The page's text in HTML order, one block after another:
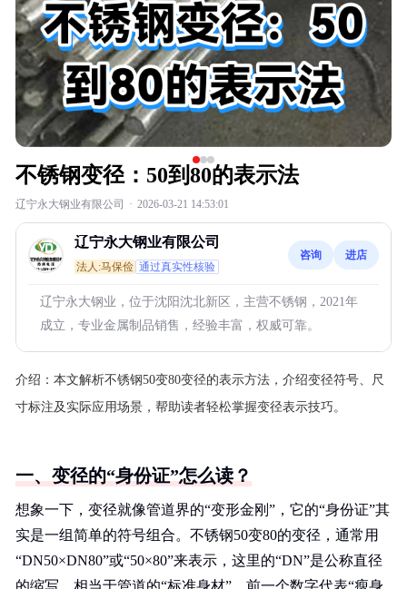
不锈钢变径：50到80的表示法
辽宁永大钢业有限公司 · 2026-03-21 14:53:01
辽宁永大钢业有限公司
法人:马保俭 通过真实性核验
咨询 进店
辽宁永大钢业，位于沈阳沈北新区，主营不锈钢，2021年
成立，专业金属制品销售，经验丰富，权威可靠。
介绍： 本文解析不锈钢50变80变径的表示方法，介绍变径符号、尺
寸标注及实际应用场景，帮助读者轻松掌握变径表示技巧。
一、变径的“身份证”怎么读？
想象一下，变径就像管道界的“变形金刚”，它的“身份证”其
实是一组简单的符号组合。不锈钢50变80的变径，通常用
“DN50×DN80”或“50×80”来表示，这里的“DN”是公称直径
的缩写，相当于管道的“标准身材”。前一个数字代表“瘦身